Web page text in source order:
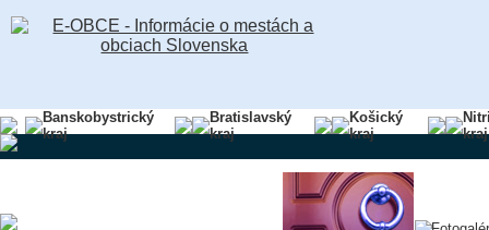
Banskobystrický
kraj
Bratislavský
kraj
Košický
kraj
kraj